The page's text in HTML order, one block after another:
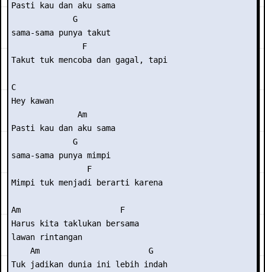
Pasti kau dan aku sama
             G
sama-sama punya takut
               F
Takut tuk mencoba dan gagal, tapi
C
Hey kawan
              Am
Pasti kau dan aku sama
             G
sama-sama punya mimpi
                F
Mimpi tuk menjadi berarti karena
Am                     F
Harus kita taklukan bersama
lawan rintangan
    Am                       G
Tuk jadikan dunia ini lebih indah